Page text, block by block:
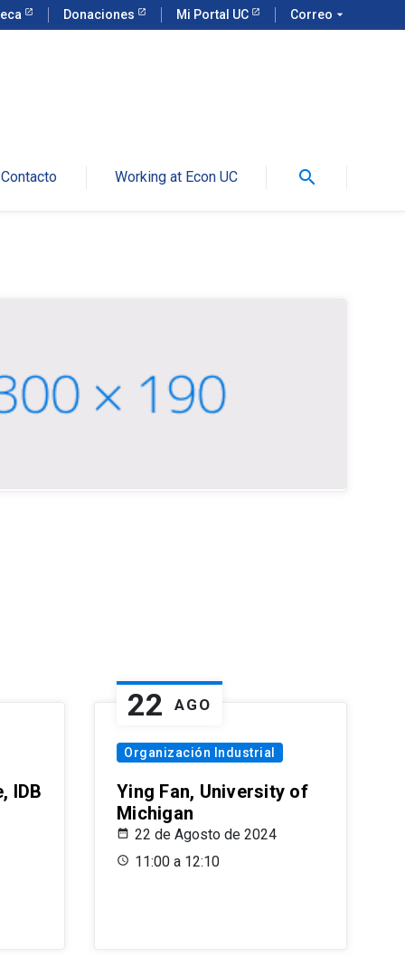
Donaciones Mi Portal UC Correo arrow_drop_down
Contacto Working at Econ UC search
IDB
22 AGO
Organización Industrial
Ying Fan, University of
Michigan
22 de Agosto de 2024
11:00 a 12:10